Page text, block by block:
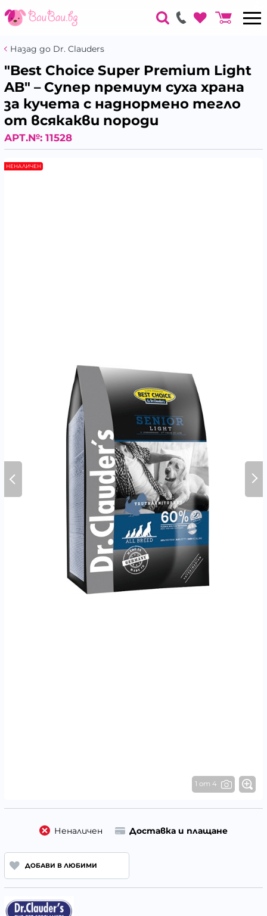
Назад до Dr. Clauders
"Best Choice Super Premium Light
AB" – Супер премиум суха храна
за кучета с наднормено тегло
от всякакви породи
АРТ.№: 11528
1 от 4
НЕНАЛИЧЕН
Неналичен Доставка и плащане
ДОБАВИ В ЛЮБИМИ